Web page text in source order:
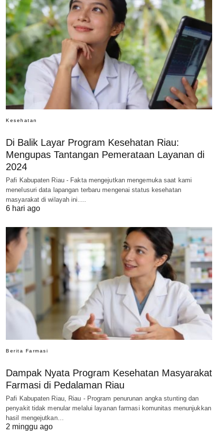
Kesehatan
Di Balik Layar Program Kesehatan Riau:
Mengupas Tantangan Pemerataan Layanan di
2024
Pafi Kabupaten Riau - Fakta mengejutkan mengemuka saat kami
menelusuri data lapangan terbaru mengenai status kesehatan
masyarakat di wilayah ini.…
6 hari ago
Berita Farmasi
Dampak Nyata Program Kesehatan Masyarakat
Farmasi di Pedalaman Riau
Pafi Kabupaten Riau, Riau - Program penurunan angka stunting dan
penyakit tidak menular melalui layanan farmasi komunitas menunjukkan
hasil mengejutkan…
2 minggu ago